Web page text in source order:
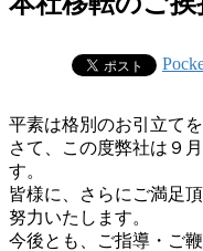
平素は格別のお引立て
さて、この度弊社は９
す。
皆様に、さらにご満足
努力いたします。
今後とも、ご指導・ご